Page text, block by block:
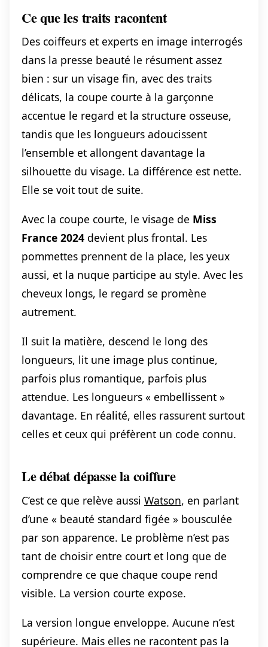
Ce que les traits racontent
Des coiffeurs et experts en image interrogés
dans la presse beauté le résument assez
bien : sur un visage fin, avec des traits
délicats, la coupe courte à la garçonne
accentue le regard et la structure osseuse,
tandis que les longueurs adoucissent
l’ensemble et allongent davantage la
silhouette du visage. La différence est nette.
Elle se voit tout de suite.
Avec la coupe courte, le visage de Miss
France 2024 devient plus frontal. Les
pommettes prennent de la place, les yeux
aussi, et la nuque participe au style. Avec les
cheveux longs, le regard se promène
autrement.
Il suit la matière, descend le long des
longueurs, lit une image plus continue,
parfois plus romantique, parfois plus
attendue. Les longueurs « embellissent »
davantage. En réalité, elles rassurent surtout
celles et ceux qui préfèrent un code connu.
Le débat dépasse la coiffure
C’est ce que relève aussi Watson, en parlant
d’une « beauté standard figée » bousculée
par son apparence. Le problème n’est pas
tant de choisir entre court et long que de
comprendre ce que chaque coupe rend
visible. La version courte expose.
La version longue enveloppe. Aucune n’est
supérieure. Mais elles ne racontent pas la